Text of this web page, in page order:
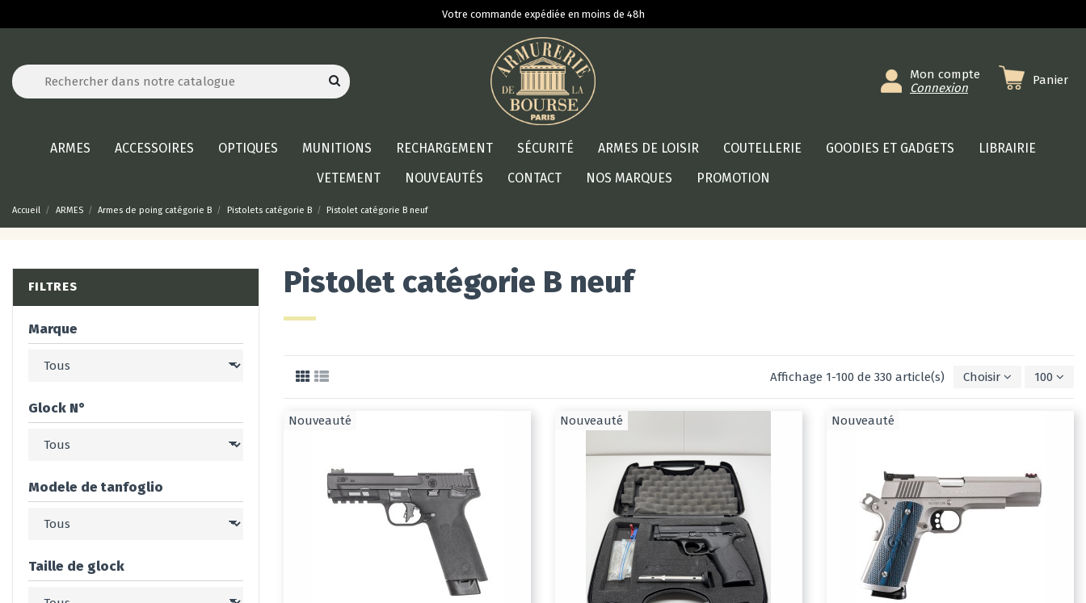
Votre commande expédiée en moins de 48h
Mon compte
Connexion
Panier
ARMES ACCESSOIRES OPTIQUES MUNITIONS RECHARGEMENT SÉCURITÉ ARMES DE LOISIR COUTELLERIE GOODIES ET GADGETS
LIBRAIRIE
VETEMENT
NOUVEAUTÉS CONTACT NOS MARQUES PROMOTION
Accueil ARMES Armes de poing catégorie B Pistolets catégorie B Pistolet catégorie B neuf
Pistolet catégorie B neuf
Affichage 1-100 de 330 article(s) Choisir 100
Nouveauté Nouveauté Nouveauté
FILTRES
Marque
Glock N°
Modele de tanfoglio
Taille de glock